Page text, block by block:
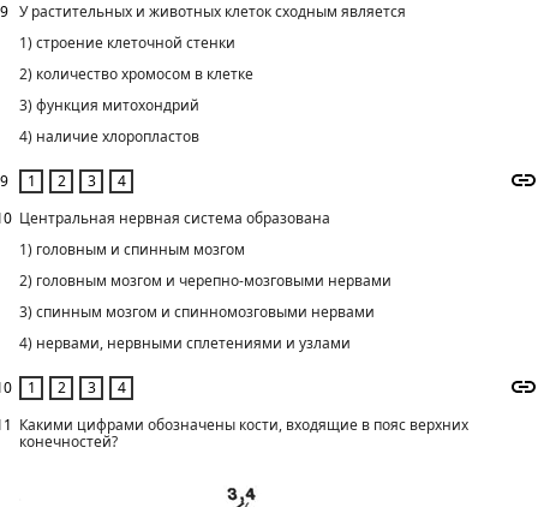
9
9
У растительных и животных клеток сходным является
1) строение клеточной стенки
2) количество хромосом в клетке
3) функция митохондрий
4) наличие хлоропластов
Центральная нервная система образована
1) головным и спинным мозгом
2) головным мозгом и черепно-мозговыми нервами
3) спинным мозгом и спинномозговыми нервами
4) нервами, нервными сплетениями и узлами
Какими цифрами обозначены кости, входящие в пояс верхних
конечностей?